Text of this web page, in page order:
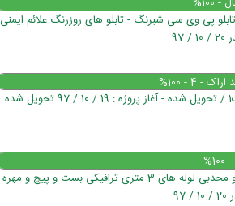
تابلو پی وی سی شبرنگ - تابلو های روزرنگ علائم ایمنی
- 4 - 100%
تابلو فریم الکترواستاتیک - بشکه ایمنی شبرنگ دار-پارت1 / تحویل شده - آغاز پروژه : 19 / 10 / 97 تحویل شده
تابلو ترافیکی - لوله ترافیکی - فریم - تابلو شبرنگ - تابلو محدبی لوله های 3 متری ترافیکی بست و پیچ و مهره